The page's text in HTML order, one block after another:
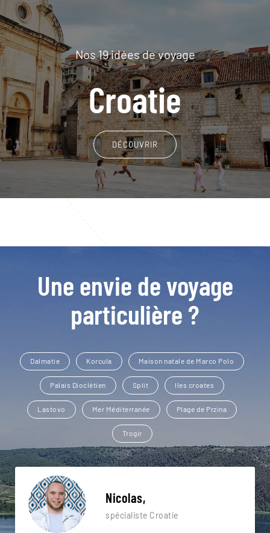
Nos 19 idées de voyage
Croatie
DÉCOUVRIR
Une envie de voyage
particulière ?
Dalmatie Korcula Maison natale de Marco Polo
Palais Dioclétien Split Iles croates
Lastovo Mer Méditerranée Plage de Przina
Trogir
Nicolas,
spécialiste Croatie